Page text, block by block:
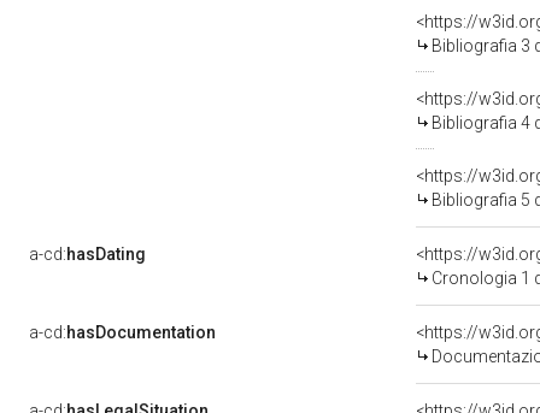
<https://
Bibliografia 3
<https://
Bibliografia 4
<https://
Bibliografia 5
a-cd:hasDating
<https://
Cronologia 1
a-cd:hasDocumentation